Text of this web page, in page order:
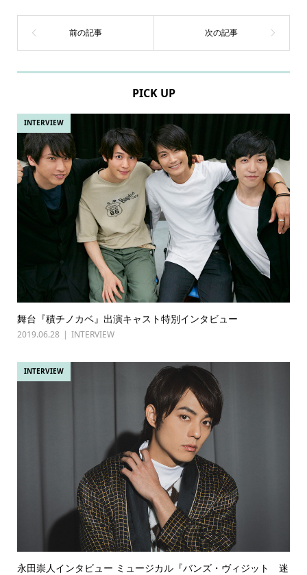
PICK UP
INTERVIEW
舞台『積チノカベ』出演キャスト特別インタビュー
2019.06.28 INTERVIEW
INTERVIEW
永田崇人インタビュー ミュージカル『バンズ・ヴィジット 迷